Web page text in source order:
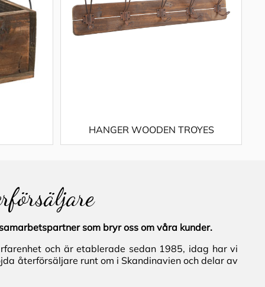
HANGER WOODEN TROYES
som bryr oss om våra kunder.
och är etablerade sedan 1985, idag har vi
återförsäljare runt om i Skandinavien och delar av